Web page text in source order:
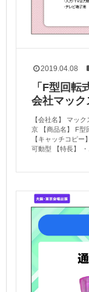
2019.04.08
「F型回
会社マック
【会社名】 マッ
京 【商品名】 F型
【キャッチコピ
可動型 【特長】 ・